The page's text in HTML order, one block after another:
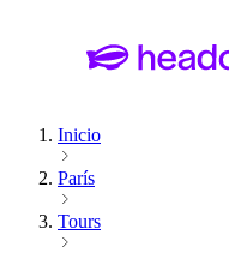
Inicio
París
Tours